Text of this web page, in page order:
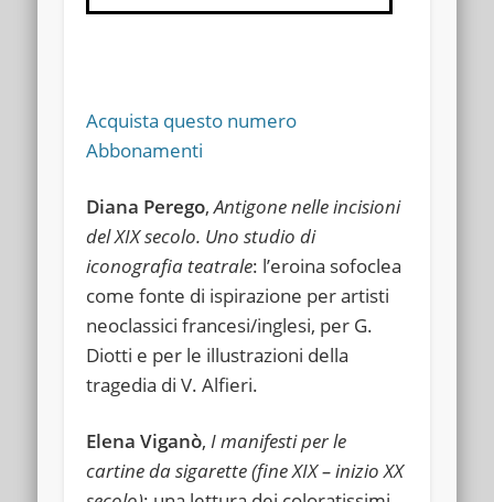
Acquista questo numero
Abbonamenti
Diana Perego,Antigone nelle incisioni
del XIX secolo. Uno studio di
iconografia teatrale: l’eroina sofoclea
come fonte di ispirazione per artisti
neoclassici francesi/inglesi, per G.
Diotti e per le illustrazioni della
tragedia di V. Alfieri.
Elena Viganò,I manifesti per le
cartine da sigarette (fine XIX – inizio XX